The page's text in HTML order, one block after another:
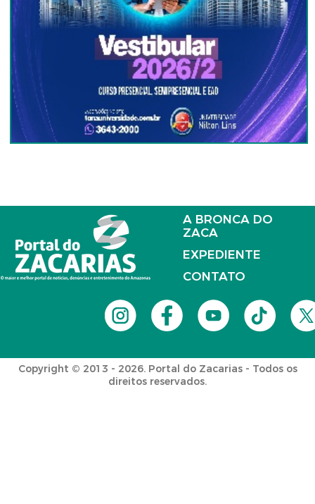
A BRONCA DO
ZACA
EXPEDIENTE
CONTATO
Copyright © 2013 - 2026. Portal do Zacarias - Todos os
direitos reservados.